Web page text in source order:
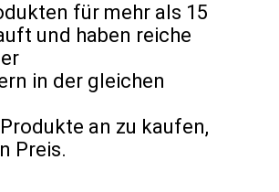
für mehr als 15
und haben reiche
in der gleichen
an zu kaufen,
Preis.